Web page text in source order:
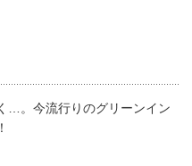
…。今流行りのグリーンイン